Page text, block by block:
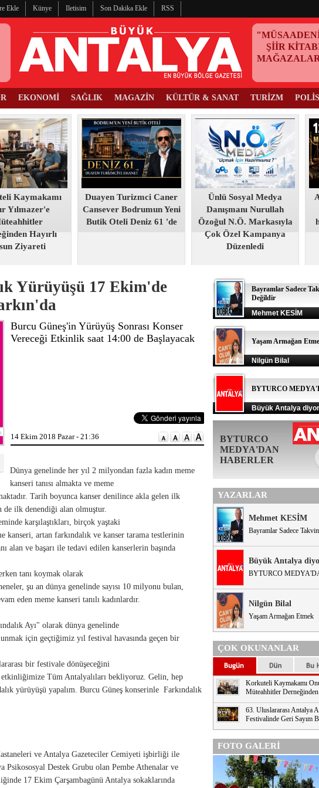
Ekle Künye Iletisim Son Dakika Ekle RSS
ŞİİR
EKONOMİ SAĞLIK MAGAZİN KÜLTÜR & SANAT TURİZM
Kaymakamı
Yılmazer'e
Hayırlı
Ziyareti
Duayen Turizmci Caner
Cansever Bodrumun Yeni
Butik Oteli Deniz 61 'de
Ünlü Sosyal Medya
Danışmanı Nurullah
Özoğul N.Ö. Markasıyla
Çok Özel Kampanya
Düzenledi
Yürüyüşü 17 Ekim'de
Burcu Güneş'in Yürüyüş Sonrası Konser
Vereceği Etkinlik saat 14:00 de Başlayacak
14 Ekim 2018 Pazar - 21:36
Dünya genelinde her yıl 2 milyondan fazla kadın meme
kanseri tanısı almakta ve meme
Tarih boyunca kanser denilince akla gelen ilk
de ilk denendiği alan olmuştur.
karşılaştıkları, birçok yaştaki
kanseri, artan farkındalık ve kanser tarama testlerinin
alan ve başarı ile tedavi edilen kanserlerin başında
tanı koymak olarak
şu an dünya genelinde sayısı 10 milyonu bulan,
eden meme kanseri tanılı kadınlardır.
Ayı" olarak dünya genelinde
için geçtiğimiz yıl festival havasında geçen bir
bir festivale dönüşeceğini
Tüm Antalyalıları bekliyoruz. Gelin, hep
yürüyüşü yapalım. Burcu Güneş konserinle Farkındalık
ve Antalya Gazeteciler Cemiyeti işbirliği ile
Psikososyal Destek Grubu olan Pembe Athenalar ve
17 Ekim Çarşambagünü Antalya sokaklarında
Bayramlar Sadece
Değildir
Mehmet KESİM
Yaşam Armağan
Nilgün Bilal
BYTURCO
Büyük Antalya
BYTURCO
MEDYA'DAN
HABERLER
YAZARLAR
Mehmet KESİM
Bayramlar Sadece
Büyük Antalya
BYTURCO
Nilgün Bilal
Yaşam Armağan Etmek
ÇOK OKUNANLAR
Korkuteli Kaymakamı
Müteahhitler
63. Uluslararası Antalya
Festivalinde Geri Sayım
FOTO GALERİ